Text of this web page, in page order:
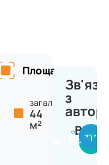
Площа
загальна:
44
м²
з